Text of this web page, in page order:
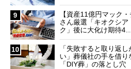
9
【資産11億円マック
さん厳選「キオクシア
ク」後に大化け期待4…
10
「失敗すると取り返
い」葬儀社の手を借り
「DIY葬」の落とし